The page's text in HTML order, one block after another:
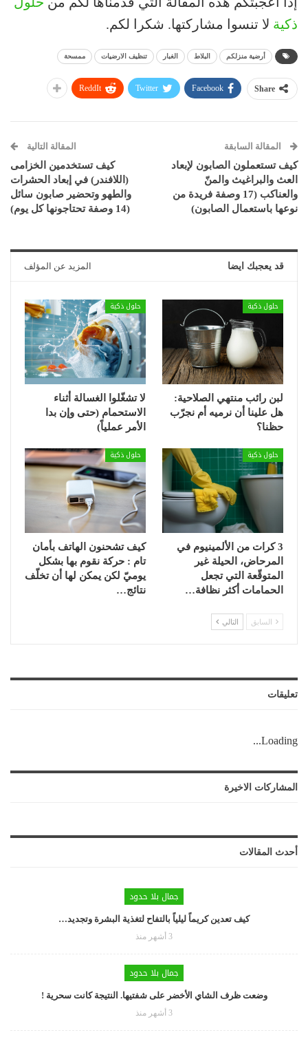
ذكية لا تنسوا مشاركتها. شكرا لكم.
أرضية منزلكم البلاط الغبار تنظيف الارضيات ممسحة
Share
Facebook
Twitter
ReddIt
المقالة السابقة
كيف تستعملون الصابون لإبعاد
العث والبراغيث والمنّ
والعناكب (17 وصفة فريدة من
نوعها باستعمال الصابون)
المقالة التالية
كيف تستخدمين الخزامى
(اللافندر) في إبعاد الحشرات
والطهو وتحضير صابون سائل
(14 وصفة تحتاجونها كل يوم)
قد يعجبك ايضا المزيد عن المؤلف
حلول ذكية
لبن رائب منتهي الصلاحية:
هل علينا أن نرميه أم نجرّب
حظنا؟
حلول ذكية
لا تشغّلوا الغسالة أثناء
الاستحمام (حتى وإن بدا
الأمر عملياً)
حلول ذكية
3 كرات من الألمينيوم في
المرحاض، الحيلة غير
المتوقّعة التي تجعل
الحمامات أكثر نظافة…
حلول ذكية
كيف تشحنون الهاتف بأمان
تام : حركة نقوم بها بشكل
يوميّ لكن يمكن لها أن تخلّف
نتائج…
السابق التالي
تعليقات
Loading...
المشاركات الاخيرة
أحدث المقالات
جمال بلا حدود
كيف تعدين كريماً ليلياً بالتفاح لتغذية البشرة وتجديد…
3 أشهر منذ
جمال بلا حدود
وضعت ظرف الشاي الأخضر على شفتيها. النتيجة كانت سحرية !
3 أشهر منذ